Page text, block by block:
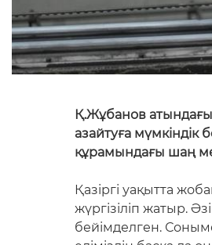
Қ.Жұбанов атындағы
азайтуға мүмкіндік
құрамындағы шаң
Қазіргі уақытта
жүргізіліп жатыр.
бейімделген.